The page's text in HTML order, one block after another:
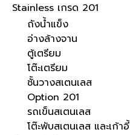
Stainless เกรด 201
ถังน้ำแข็ง
อ่างล้างจาน
ตู้เตรียม
โต๊ะเตรียม
ชั้นวางสเตนเลส
Option 201
รถเข็นสเตนเลส
โต๊ะพับสเตนเลส และเก้าอี้